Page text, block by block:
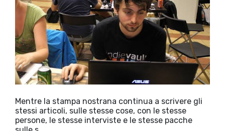
Mentre la stampa nostrana continua a scrivere gli
stessi articoli, sulle stesse cose, con le stesse
persone, le stesse interviste e le stesse pacche